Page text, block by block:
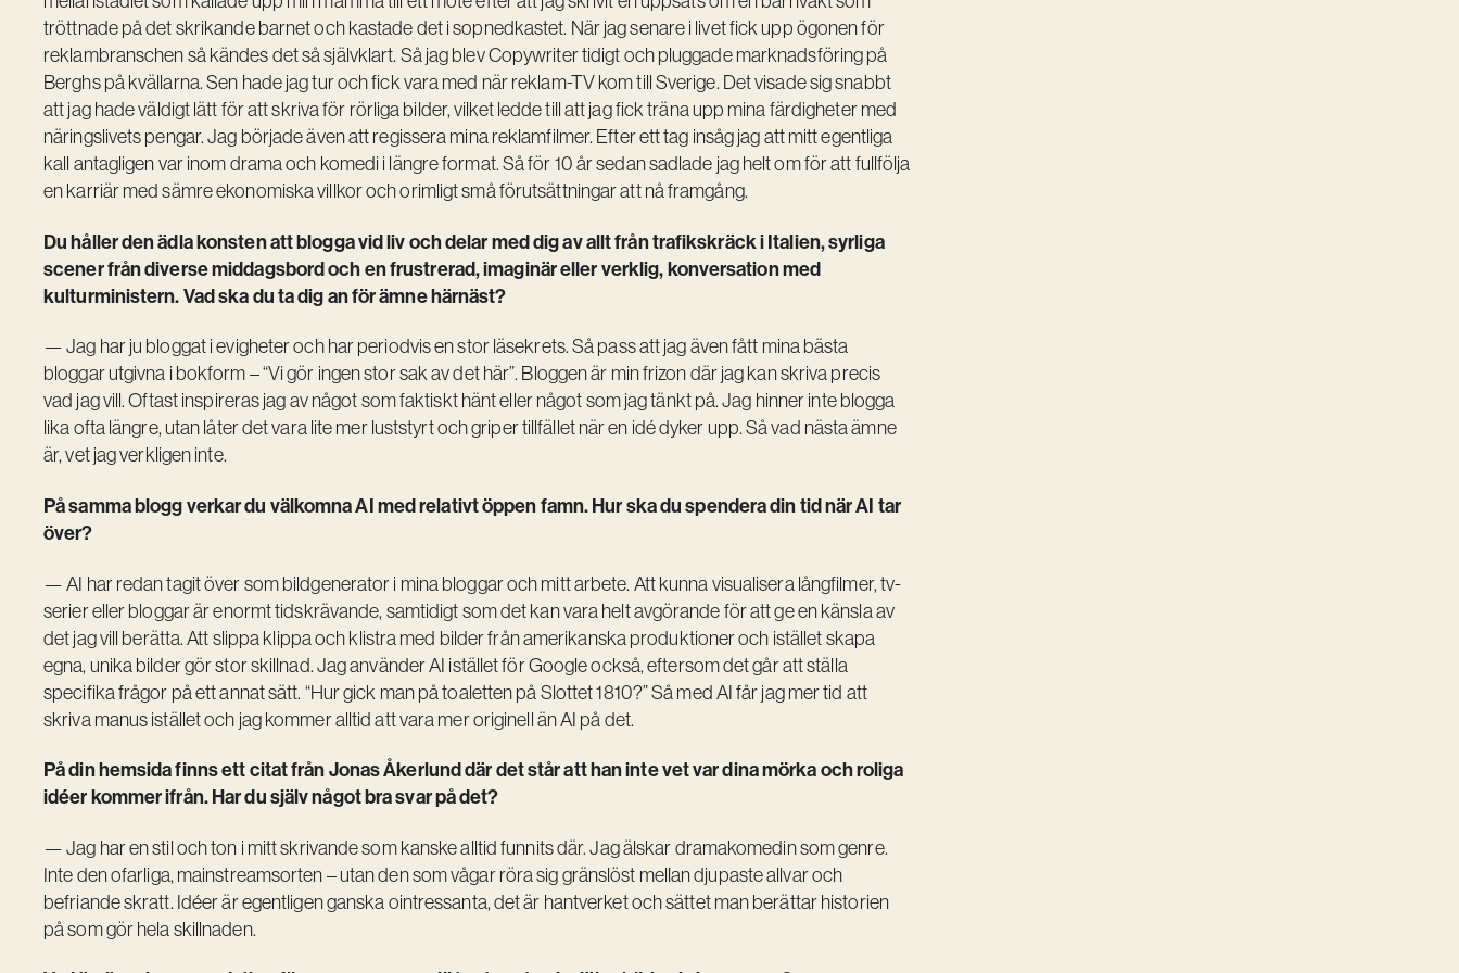
tröttnade på det skrikande barnet och kastade det i sopnedkastet. När jag senare i livet fick upp ögonen för
reklambranschen så kändes det så självklart. Så jag blev Copywriter tidigt och pluggade marknadsföring på
Berghs på kvällarna. Sen hade jag tur och fick vara med när reklam-TV kom till Sverige. Det visade sig snabbt
att jag hade väldigt lätt för att skriva för rörliga bilder, vilket ledde till att jag fick träna upp mina färdigheter med
näringslivets pengar. Jag började även att regissera mina reklamfilmer. Efter ett tag insåg jag att mitt egentliga
kall antagligen var inom drama och komedi i längre format. Så för 10 år sedan sadlade jag helt om för att fullfölja
en karriär med sämre ekonomiska villkor och orimligt små förutsättningar att nå framgång.
Du håller den ädla konsten att blogga vid liv och delar med dig av allt från trafikskräck i Italien, syrliga
scener från diverse middagsbord och en frustrerad, imaginär eller verklig, konversation med
kulturministern. Vad ska du ta dig an för ämne härnäst?
— Jag har ju bloggat i evigheter och har periodvis en stor läsekrets. Så pass att jag även fått mina bästa
bloggar utgivna i bokform – “Vi gör ingen stor sak av det här”. Bloggen är min frizon där jag kan skriva precis
vad jag vill. Oftast inspireras jag av något som faktiskt hänt eller något som jag tänkt på. Jag hinner inte blogga
lika ofta längre, utan låter det vara lite mer luststyrt och griper tillfället när en idé dyker upp. Så vad nästa ämne
är, vet jag verkligen inte.
På samma blogg verkar du välkomna AI med relativt öppen famn. Hur ska du spendera din tid när AI tar
över?
— AI har redan tagit över som bildgenerator i mina bloggar och mitt arbete. Att kunna visualisera långfilmer, tv-
serier eller bloggar är enormt tidskrävande, samtidigt som det kan vara helt avgörande för att ge en känsla av
det jag vill berätta. Att slippa klippa och klistra med bilder från amerikanska produktioner och istället skapa
egna, unika bilder gör stor skillnad. Jag använder AI istället för Google också, eftersom det går att ställa
specifika frågor på ett annat sätt. “Hur gick man på toaletten på Slottet 1810?” Så med AI får jag mer tid att
skriva manus istället och jag kommer alltid att vara mer originell än AI på det.
På din hemsida finns ett citat från Jonas Åkerlund där det står att han inte vet var dina mörka och roliga
idéer kommer ifrån. Har du själv något bra svar på det?
— Jag har en stil och ton i mitt skrivande som kanske alltid funnits där. Jag älskar dramakomedin som genre.
Inte den ofarliga, mainstreamsorten – utan den som vågar röra sig gränslöst mellan djupaste allvar och
befriande skratt. Idéer är egentligen ganska ointressanta, det är hantverket och sättet man berättar historien
på som gör hela skillnaden.